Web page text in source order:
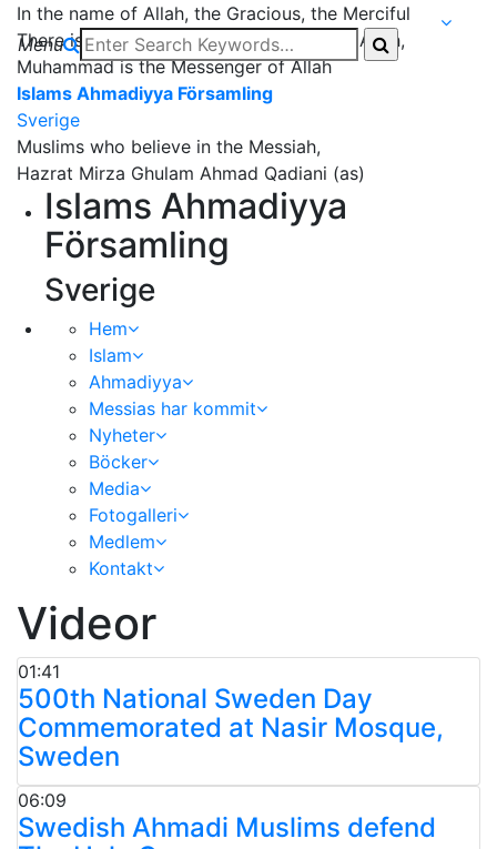
In the name of Allah, the Gracious, the Merciful
There is none worthy of worship except Allah,
Muhammad is the Messenger of Allah
Islams Ahmadiyya Församling
Sverige
Muslims who believe in the Messiah,
Hazrat Mirza Ghulam Ahmad Qadiani (as)
Menu
Islams Ahmadiyya
Församling
Sverige
Hem
Islam
Ahmadiyya
Messias har kommit
Nyheter
Böcker
Media
Fotogalleri
Medlem
Kontakt
Videor
01:41
500th National Sweden Day
Commemorated at Nasir Mosque,
Sweden
06:09
Swedish Ahmadi Muslims defend